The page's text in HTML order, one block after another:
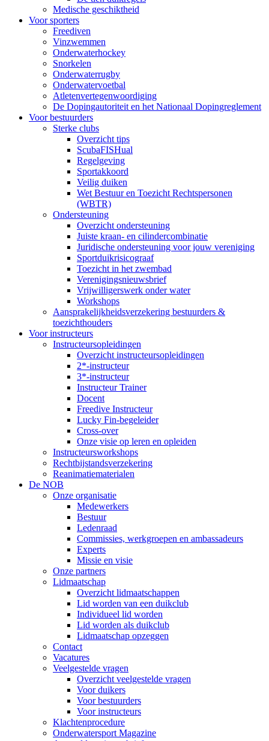
Medische geschiktheid
Voor sporters
Freediven
Vinzwemmen
Onderwaterhockey
Snorkelen
Onderwaterrugby
Onderwatervoetbal
Atletenvertegenwoordiging
De Dopingautoriteit en het Nationaal Dopingreglement
Voor bestuurders
Sterke clubs
Overzicht tips
ScubaFISHual
Regelgeving
Sportakkoord
Veilig duiken
Wet Bestuur en Toezicht Rechtspersonen
(WBTR)
Ondersteuning
Overzicht ondersteuning
Juiste kraan- en cilindercombinatie
Juridische ondersteuning voor jouw vereniging
Sportduikrisicograaf
Toezicht in het zwembad
Verenigingsnieuwsbrief
Vrijwilligerswerk onder water
Workshops
Aansprakelijkheidsverzekering bestuurders &
toezichthouders
Voor instructeurs
Instructeursopleidingen
Overzicht instructeursopleidingen
2*-instructeur
3*-instructeur
Instructeur Trainer
Docent
Freedive Instructeur
Lucky Fin-begeleider
Cross-over
Onze visie op leren en opleiden
Instructeursworkshops
Rechtbijstandsverzekering
Reanimatiematerialen
De NOB
Onze organisatie
Medewerkers
Bestuur
Ledenraad
Commissies, werkgroepen en ambassadeurs
Experts
Missie en visie
Onze partners
Lidmaatschap
Overzicht lidmaatschappen
Lid worden van een duikclub
Individueel lid worden
Lid worden als duikclub
Lidmaatschap opzeggen
Contact
Vacatures
Veelgestelde vragen
Overzicht veelgestelde vragen
Voor duikers
Voor bestuurders
Voor instructeurs
Klachtenprocedure
Onderwatersport Magazine